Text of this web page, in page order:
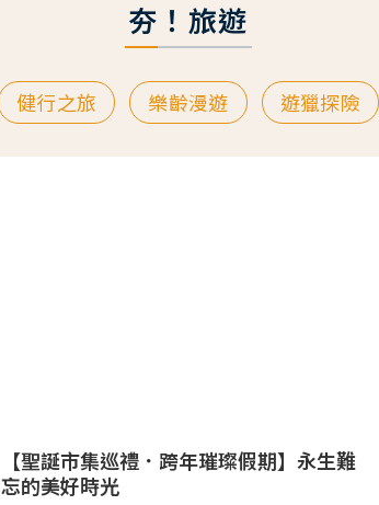
夯！旅遊
健行之旅 樂齡漫遊 遊獵探險
【聖誕市集巡禮．跨年璀璨假期】永生難
忘的美好時光